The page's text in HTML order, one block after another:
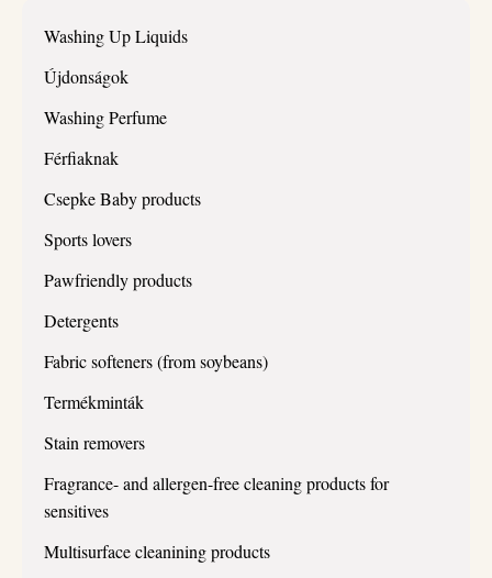
Washing Up Liquids
Újdonságok
Washing Perfume
Férfiaknak
Csepke Baby products
Sports lovers
Pawfriendly products
Detergents
Fabric softeners (from soybeans)
Termékminták
Stain removers
Fragrance- and allergen-free cleaning products for
sensitives
Multisurface cleanining products